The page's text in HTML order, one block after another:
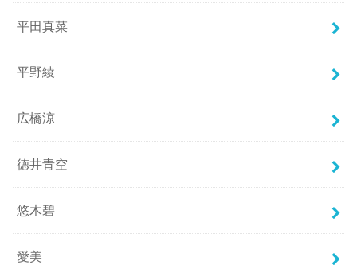
平田真菜
平野綾
広橋涼
徳井青空
悠木碧
愛美